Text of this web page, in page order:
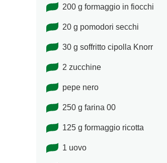
200 g formaggio in fiocchi
20 g pomodori secchi
30 g soffritto cipolla Knorr
2 zucchine
pepe nero
250 g farina 00
125 g formaggio ricotta
1 uovo